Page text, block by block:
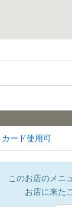
ード使用可
このお店のメニ
お店に来た